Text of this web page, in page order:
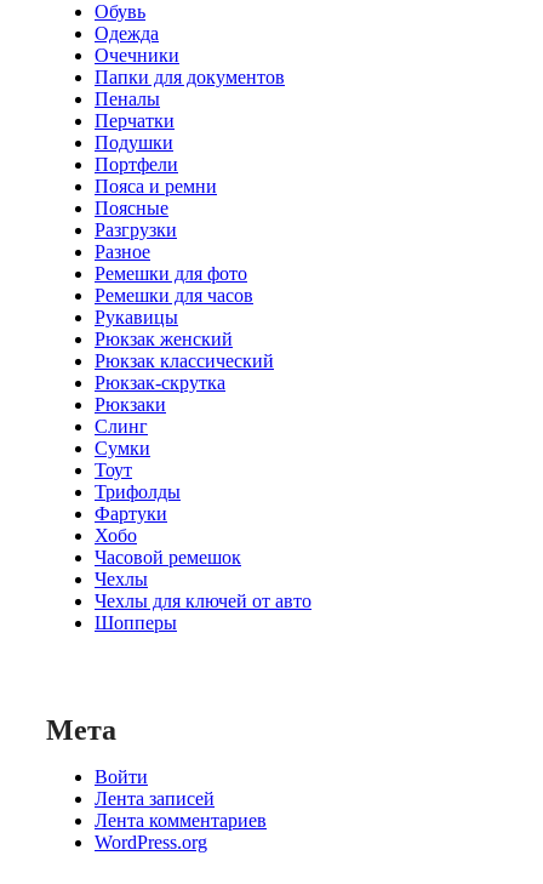
Обувь
Одежда
Очечники
Папки для документов
Пеналы
Перчатки
Подушки
Портфели
Пояса и ремни
Поясные
Разгрузки
Разное
Ремешки для фото
Ремешки для часов
Рукавицы
Рюкзак женский
Рюкзак классический
Рюкзак-скрутка
Рюкзаки
Слинг
Сумки
Тоут
Трифолды
Фартуки
Хобо
Часовой ремешок
Чехлы
Чехлы для ключей от авто
Шопперы
Мета
Войти
Лента записей
Лента комментариев
WordPress.org